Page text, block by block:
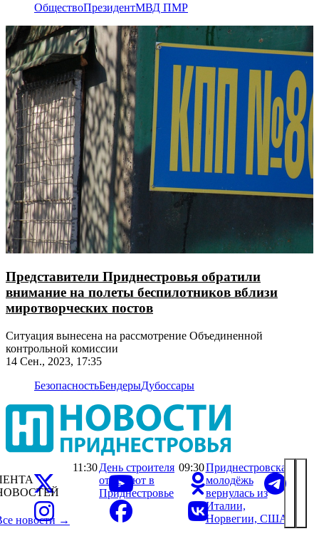
ОбществоПрезидентМВД ПМР
Представители Приднестровья обратили
внимание на полеты беспилотников вблизи
миротворческих постов
Ситуация вынесена на рассмотрение Объединенной
контрольной комиссии
14 Сен., 2023, 17:35
БезопасностьБендерыДубоссары
новости →
11:30День строителя
отмечают в
Приднестровье
09:30Приднестровская
молодёжь
вернулась из
Италии,
Норвегии, США